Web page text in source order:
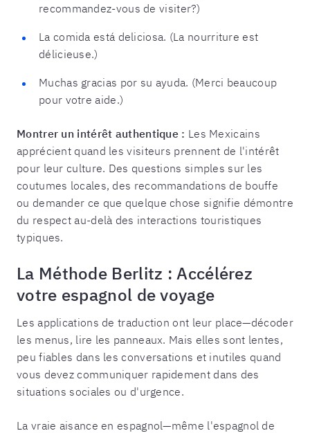
recommandez-vous de visiter?)
La comida está deliciosa. (La nourriture est
délicieuse.)
Muchas gracias por su ayuda. (Merci beaucoup
pour votre aide.)
Montrer un intérêt authentique : Les Mexicains
apprécient quand les visiteurs prennent de l'intérêt
pour leur culture. Des questions simples sur les
coutumes locales, des recommandations de bouffe
ou demander ce que quelque chose signifie démontre
du respect au-delà des interactions touristiques
typiques.
La Méthode Berlitz : Accélérez
votre espagnol de voyage
Les applications de traduction ont leur place—décoder
les menus, lire les panneaux. Mais elles sont lentes,
peu fiables dans les conversations et inutiles quand
vous devez communiquer rapidement dans des
situations sociales ou d'urgence.
La vraie aisance en espagnol—même l'espagnol de